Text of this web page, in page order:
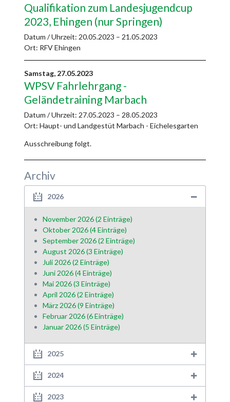
Qualifikation zum Landesjugendcup
2023, Ehingen (nur Springen)
Datum / Uhrzeit: 20.05.2023 – 21.05.2023
Ort: RFV Ehingen
Samstag, 27.05.2023
WPSV Fahrlehrgang -
Geländetraining Marbach
Datum / Uhrzeit: 27.05.2023 – 28.05.2023
Ort: Haupt- und Landgestüt Marbach - Eichelesgarten
Ausschreibung folgt.
Archiv
2026
November 2026 (2 Einträge)
Oktober 2026 (4 Einträge)
September 2026 (2 Einträge)
August 2026 (3 Einträge)
Juli 2026 (2 Einträge)
Juni 2026 (4 Einträge)
Mai 2026 (3 Einträge)
April 2026 (2 Einträge)
März 2026 (9 Einträge)
Februar 2026 (6 Einträge)
Januar 2026 (5 Einträge)
2025
2024
2023